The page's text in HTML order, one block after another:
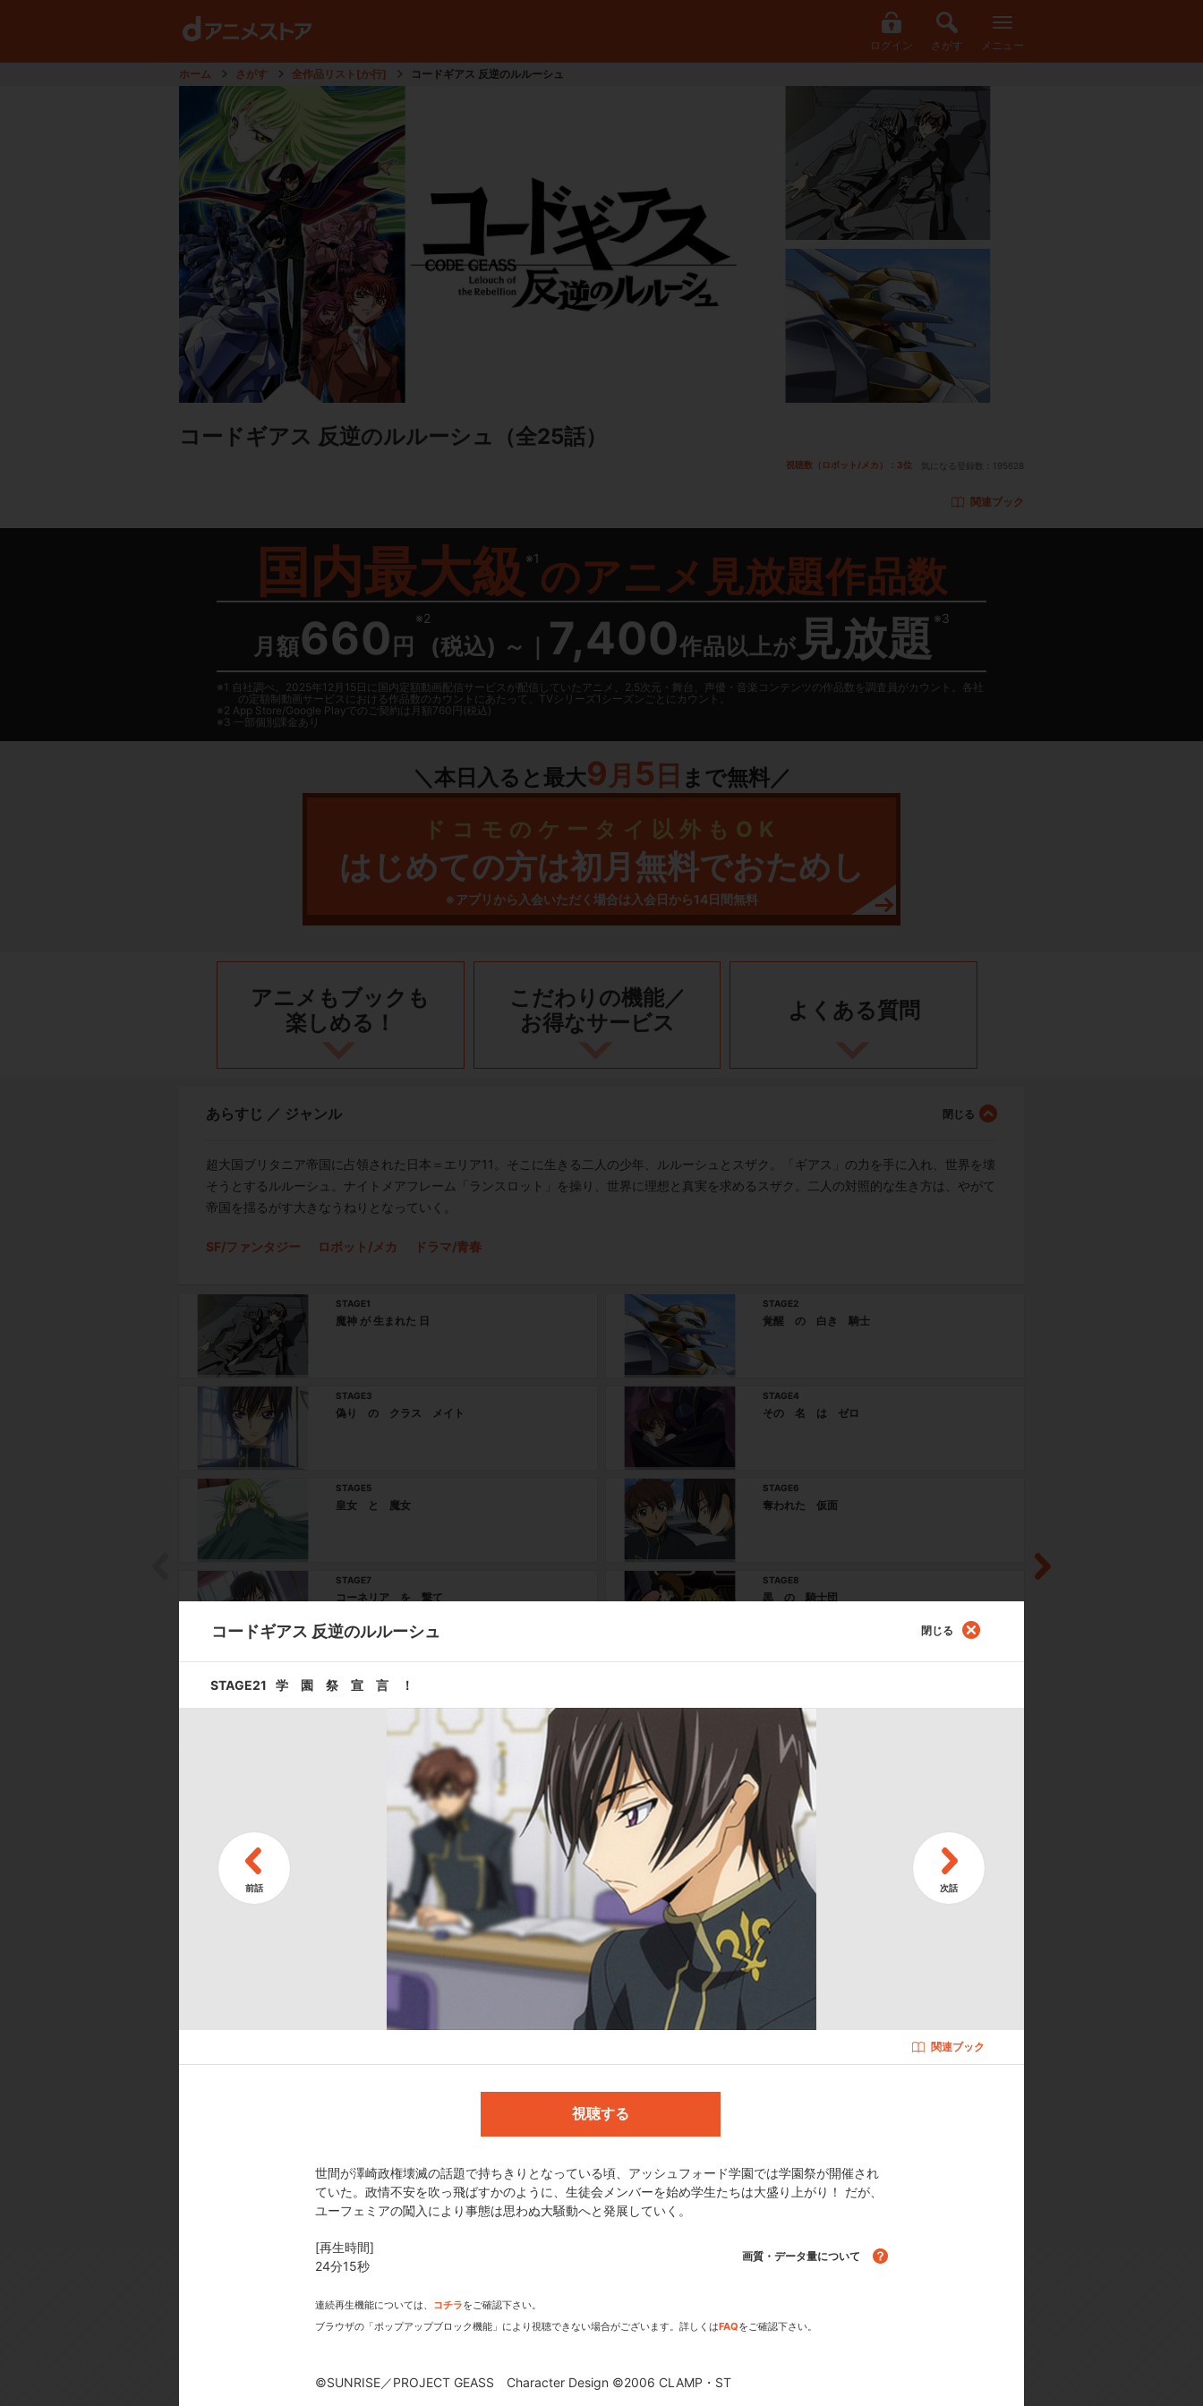
ログイン さがす メニュー
ホーム さがす 全作品リスト[か行] コードギアス 反逆のルルーシュ
コードギアス 反逆のルルーシュ （全25話）
視聴数（ロボット/メカ）：3位 気になる登録数： 195628
関連ブック
国内最大級 ※1 のアニメ見放題作品数
月額660 円
※2
(税込) ～ 7,400作品以上が 見放題 ※3
1 自社調べ。2025年12月15日に国内定額動画配信サービスが配信していたアニメ、2.5次元・舞台、声優・音楽コンテンツの作品数を調査員がカウント。各社
の定額制動画サービスにおける作品数のカウントにあたって、TVシリーズ1シーズンごとにカウント。
2 App Store/Google Playでのご契約は月額760円(税込)
3 一部個別課金あり
＼本日入ると最大9月 5 日 まで無料／
ドコモのケータイ以外もOK
はじめての方は初月無料でおためし
※アプリから入会いただく場合は入会日から14日間無料
アニメもブックも
楽しめる！
こだわりの機能／
お得なサービス
よくある質問
あらすじ ／ ジャンル
超大国ブリタニア帝国に占領された日本＝エリア11。そこに生きる二人の少年、ルルーシュとスザク。「ギアス」の力を手に入れ、世界を壊
そうとするルルーシュ。ナイトメアフレーム「ランスロット」を操り、世界に理想と真実を求めるスザク。二人の対照的な生き方は、やがて
帝国を揺るがす大きなうねりとなっていく。
SF/ファンタジー ロボット/メカ ドラマ/青春
STAGE1
魔神 が 生まれた 日
STAGE2
覚醒 の 白き 騎士
STAGE3
偽り の クラス メイト
STAGE4
その 名 は ゼロ
STAGE5
皇女 と 魔女
STAGE6
奪われた 仮面
STAGE7
コーネリア を 撃て
STAGE8
黒 の 騎士団
リ フ レ イ ン
ナリタ 攻防戦
STAGE12
キョウト からの 使者
キャスト ／ スタッフ
ルルーシュ:福山 潤／スザク:櫻井孝宏／C．C．(シーツー):ゆかな／カレン:小清水亜美／ナナリー:名塚佳織／シャーリー:折笠富美子／ミレ
イ:大原さやか／リヴァル:杉山紀彰／ニーナ:千葉紗子／ロイド:白鳥 哲／セシル:井上喜久子／ジェレミア:成田 剣／ヴィレッタ:渡辺明乃／デ
ィートハルト:中田譲治／玉城:田中一成／咲世子:新井里美／藤堂:高田祐司／扇:真殿光昭／クロヴィス:飛田展男／皇帝:若本規夫
[スタッフ]
監督:谷口悟朗／シリーズ構成・脚本:大河内一楼／キャラクターデザイン原案:CLAMP／キャラクターデザイン:木村貴宏／ナイトメアデザイ
シリーズ構成・脚本:吉野弘幸／美術監督:菱沼由典／色彩設計:岩沢れい子／チーフアニメーター:千羽由利子／3DCGディレクター:渡辺哲也
©SUNRISE／PROJECT GEASS Character Design ©2006 CLAMP・ST
dアニメストアなら
コードギアス 反逆のルルーシュ 閉じる
STAGE21 学 園 祭 宣 言 ！
関連ブック
視聴する
世間が澤崎政権壊滅の話題で持ちきりとなっている頃、アッシュフォード学園では学園祭が開催され
ていた。政情不安を吹っ飛ばすかのように、生徒会メンバーを始め学生たちは大盛り上がり！ だが、
ユーフェミアの闖入により事態は思わぬ大騒動へと発展していく。
[再生時間]
24分15秒
画質・データ量について
連続再生機能については、 コチラをご確認下さい。
ブラウザの「ポップアップブロック機能」により視聴できない場合がございます。詳しくはFAQをご確認下さい。
©SUNRISE／PROJECT GEASS Character Design ©2006 CLAMP・ST